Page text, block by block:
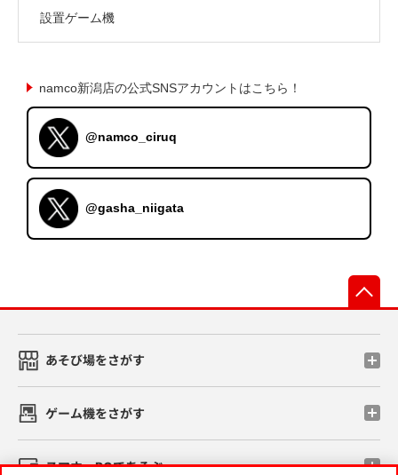
設置ゲーム機
namco新潟店の公式SNSアカウントはこちら！
@namco_ciruq
@gasha_niigata
あそび場をさがす
ゲーム機をさがす
スマホ・PCであそぶ